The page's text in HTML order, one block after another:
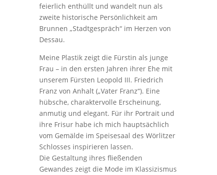
feierlich enthüllt und wandelt nun als
zweite historische Persönlichkeit am
Brunnen „Stadtgespräch“ im Herzen von
Dessau.
Meine Plastik zeigt die Fürstin als junge
Frau – in den ersten Jahren ihrer Ehe mit
unserem Fürsten Leopold III. Friedrich
Franz von Anhalt („Vater Franz“). Eine
hübsche, charaktervolle Erscheinung,
anmutig und elegant. Für ihr Portrait und
ihre Frisur habe ich mich hauptsächlich
vom Gemälde im Speisesaal des Wörlitzer
Schlosses inspirieren lassen.
Die Gestaltung ihres fließenden
Gewandes zeigt die Mode im Klassizismus